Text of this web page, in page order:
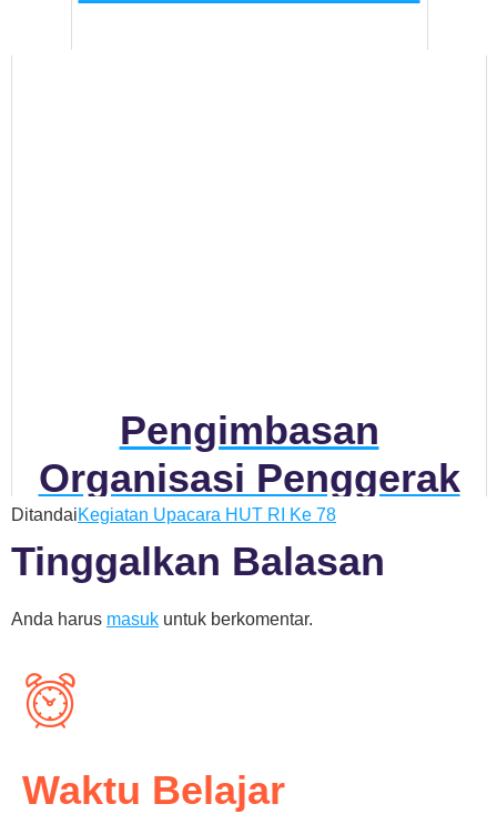
Pengimbasan
Organisasi Penggerak
STEAM
DitandaiKegiatan Upacara HUT RI Ke 78
Tinggalkan Balasan
Anda harus masuk untuk berkomentar.
Waktu Belajar